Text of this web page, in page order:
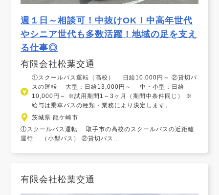
週１日～相談可！中抜けOK！中高年世代
やシニア世代も多数活躍！地域の足を支え
る仕事◎
有限会社松葉交通
①スクールバス運転（高校） 日給10,000円～ ②貸切バ
スの運転 大型：日給13,000円～ 中・小型：日給
10,000円～ ※試用期間1～3ヶ月（期間中条件同じ） ※
給与は乗車バスの種類・業務により決定します。
茨城県 龍ケ崎市
①スクールバス運転 取手市の高校のスクールバスの近距離
運行 （小型バス） ②貸切バス...
有限会社松葉交通